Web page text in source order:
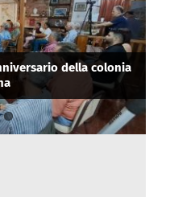
della colonia
Costa Rica rifiutato
danneggiato
in Costa Rica ha
Guerrini come
come